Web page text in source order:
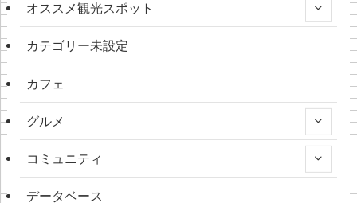
オススメ観光スポット
カテゴリー未設定
カフェ
グルメ
コミュニティ
データベース